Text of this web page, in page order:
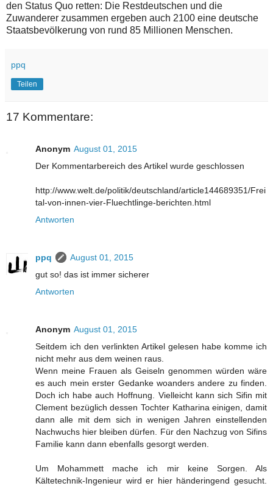
den Status Quo retten: Die Restdeutschen und die
Zuwanderer zusammen ergeben auch 2100 eine deutsche
Staatsbevölkerung von rund 85 Millionen Menschen.
ppq
Teilen
17 Kommentare:
Anonym August 01, 2015
Der Kommentarbereich des Artikel wurde geschlossen
http://www.welt.de/politik/deutschland/article144689351/Frei
tal-von-innen-vier-Fluechtlinge-berichten.html
Antworten
ppq
August 01, 2015
gut so! das ist immer sicherer
Antworten
Anonym August 01, 2015
Seitdem ich den verlinkten Artikel gelesen habe komme ich
nicht mehr aus dem weinen raus.
Wenn meine Frauen als Geiseln genommen würden wäre
es auch mein erster Gedanke woanders andere zu finden.
Doch ich habe auch Hoffnung. Vielleicht kann sich Sifin mit
Clement bezüglich dessen Tochter Katharina einigen, damit
dann alle mit dem sich in wenigen Jahren einstellenden
Nachwuchs hier bleiben dürfen. Für den Nachzug von Sifins
Familie kann dann ebenfalls gesorgt werden.
Um Mohammett mache ich mir keine Sorgen. Als
Kältetechnik-Ingenieur wird er hier händeringend gesucht.